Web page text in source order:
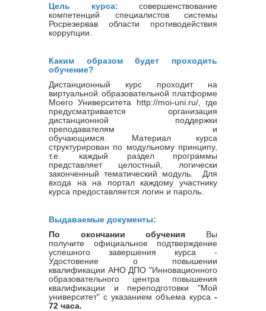
Цель курса:
совершенствование
компетенций специалистов системы
Росрезервав области противодействия
коррупции.
Каким образом будет проходить
обучение?
Дистанционный курс проходит на
виртуальной образовательной платформе
Моего Университета http://moi-uni.ru/, где
предусматривается организация
дистанционной поддержки
преподавателям и
обучающимся. Материал курса
структурирован по модульному принципу,
т.е. каждый раздел программы
представляет целостный, логически
законченный тематический модуль. Для
входа на на портал каждому участнику
курса предоставляется логин и пароль.
Выдаваемые документы:
По окончании обучения Вы
получите официальное подтверждение
успешного завершения курса -
Удостовение о повышении
квалификации АНО ДПО "Инновационного
образовательного центра повышения
квалификации и переподготовки "Мой
университет" с указанием объема курса -
72 часа.